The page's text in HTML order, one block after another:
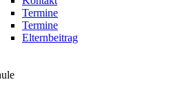
Termine
Termine
Elternbeitrag